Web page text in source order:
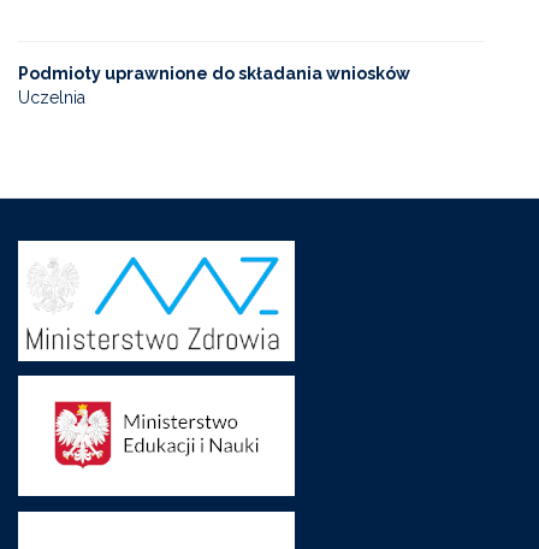
Podmioty uprawnione do składania wniosków
Uczelnia